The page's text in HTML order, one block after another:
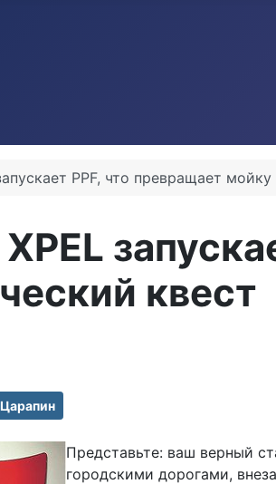
PPF, что превращает мойку
квест
Представьте: ваш верный
городскими дорогами,